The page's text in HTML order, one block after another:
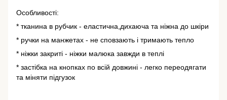
Особливості:
* тканина в рубчик - еластична,дихаюча та ніжна до шкіри
* ручки на манжетах - не сповзають і тримають тепло
* ніжки закриті - ніжки малюка завжди в теплі
* застібка на кнопках по всій довжині - легко переодягати
та міняти підгузок